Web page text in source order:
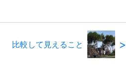
比較して見えること >